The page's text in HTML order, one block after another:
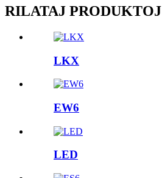
RILATAJ PRODUKTOJ
LKX
EW6
LED